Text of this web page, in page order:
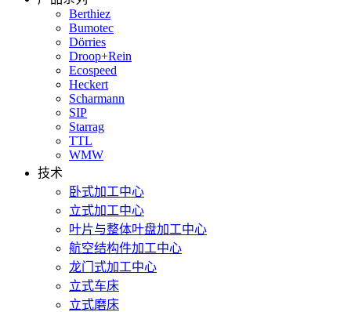
Berthiez
Bumotec
Dörries
Droop+Rein
Ecospeed
Heckert
Scharmann
SIP
Starrag
TTL
WMW
技术
卧式加工中心
立式加工中心
叶片与整体叶盘加工中心
航空结构件加工中心
龙门式加工中心
立式车床
立式磨床